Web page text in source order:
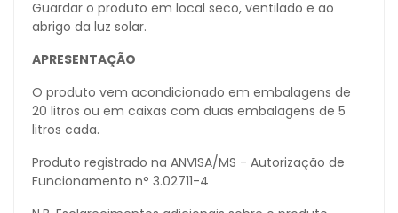
Guardar o produto em local seco, ventilado e ao
abrigo da luz solar.
APRESENTAÇÃO
O produto vem acondicionado em embalagens de
20 litros ou em caixas com duas embalagens de 5
litros cada.
Produto registrado na ANVISA/MS - Autorização de
Funcionamento n° 3.02711-4